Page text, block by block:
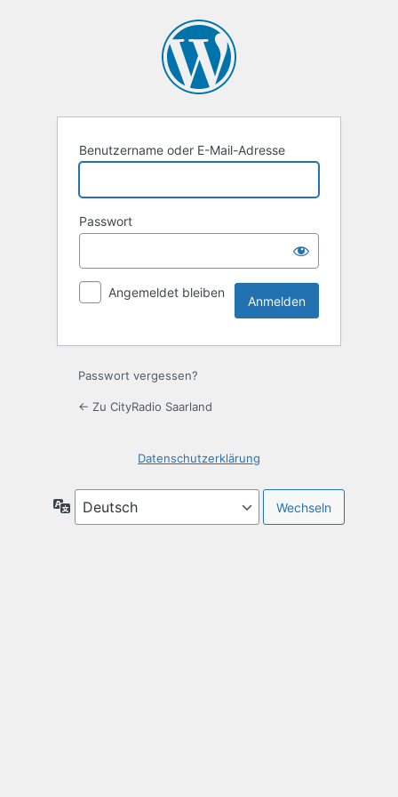
Benutzername oder E-Mail-Adresse
Passwort
Angemeldet bleiben
Passwort vergessen?
← Zu CityRadio Saarland
Datenschutzerklärung
Sprache